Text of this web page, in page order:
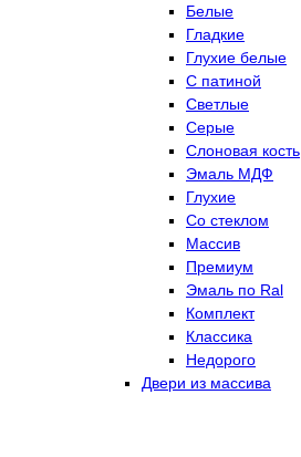
Белые
Гладкие
Глухие белые
С патиной
Светлые
Серые
Слоновая кость
Эмаль МДФ
Глухие
Со стеклом
Массив
Премиум
Эмаль по Ral
Комплект
Классика
Недорого
Двери из массива